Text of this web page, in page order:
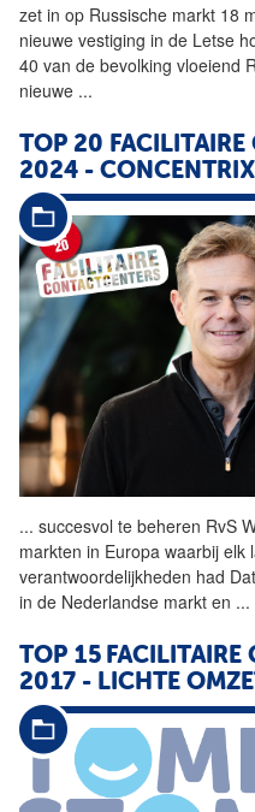
zet in op Russische markt 18
nieuwe vestiging in de Letse
40 van de bevolking vloeiend
nieuwe ...
TOP 20 FACILITAIRE
2024 - CONCENTRIX
... succesvol te beheren RvS
markten in Europa waarbij elk
verantwoordelijkheden had
in de Nederlandse markt en ...
TOP 15 FACILITAIRE
2017 - LICHTE